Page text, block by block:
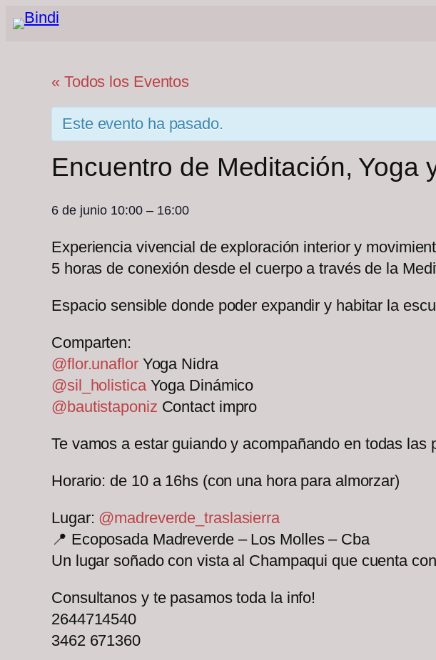
« Todos los Eventos
Este evento ha pasado.
Encuentro de Meditación, Yoga
6 de junio 10:00 – 16:00
Experiencia vivencial de exploración interior y
5 horas de conexión desde el cuerpo a través de la
Espacio sensible donde poder expandir y habitar la
Comparten:
@flor.unaflorYoga Nidra
@sil_holisticaYoga Dinámico
@bautistaponiz Contact impro
Te vamos a estar guiando y acompañando en todas
Horario: de 10 a 16hs (con una hora para almorzar)
Lugar: @madreverde_traslasierra
📍 Ecoposada Madreverde – Los Molles – Cba
Un lugar soñado con vista al Champaqui que cuenta
Consultanos y te pasamos toda la info!
2644714540
3462 671360